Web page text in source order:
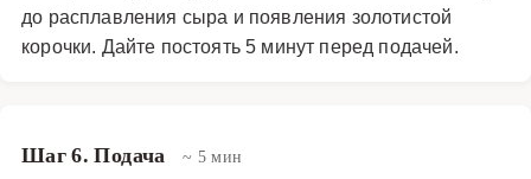
до расплавления сыра и появления золотистой
корочки. Дайте постоять 5 минут перед подачей.
Шаг 6. Подача ~ 5 мин